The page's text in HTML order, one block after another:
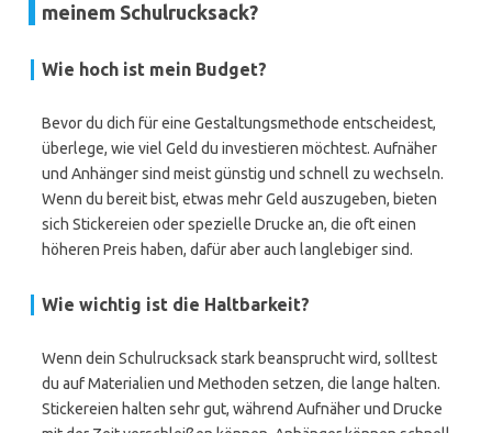
meinem Schulrucksack?
Wie hoch ist mein Budget?
Bevor du dich für eine Gestaltungsmethode entscheidest,
überlege, wie viel Geld du investieren möchtest. Aufnäher
und Anhänger sind meist günstig und schnell zu wechseln.
Wenn du bereit bist, etwas mehr Geld auszugeben, bieten
sich Stickereien oder spezielle Drucke an, die oft einen
höheren Preis haben, dafür aber auch langlebiger sind.
Wie wichtig ist die Haltbarkeit?
Wenn dein Schulrucksack stark beansprucht wird, solltest
du auf Materialien und Methoden setzen, die lange halten.
Stickereien halten sehr gut, während Aufnäher und Drucke